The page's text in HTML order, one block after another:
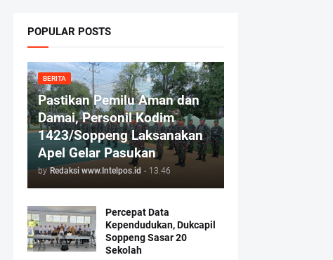
POPULAR POSTS
BERITA
Pastikan Pemilu Aman dan
Damai, Personil Kodim
1423/Soppeng Laksanakan
Apel Gelar Pasukan
by Redaksi www.Intelpos.id - 13.46
Percepat Data
Kependudukan, Dukcapil
Soppeng Sasar 20
Sekolah